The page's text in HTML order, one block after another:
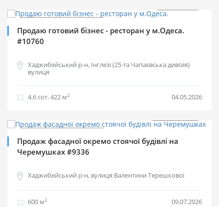
Продаю готовий бізнес - ресторан у м.Одеса.
#10760
Хаджибейський р-н, Інглезі (25-та Чапаєвська дивізія)
вулиця
4.6 cот.422 м2 04.05.2026
Продаж фасадної окремо стоячої будівлі на
Черемушках #9336
Хаджибейський р-н, вулиця Валентини Терешкової
600 м2 09.07.2026